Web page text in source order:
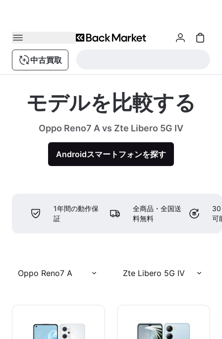
中古買取
モデルを比較する
Oppo Reno7 A vs Zte Libero 5G IV
Androidスマートフォンを探す
1年間の動作保
証
全商品・全国送
料無料
30
可
Oppo Reno7 A Zte Libero 5G IV